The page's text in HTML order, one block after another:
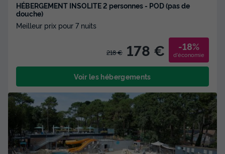
HÉBERGEMENT INSOLITE 2 personnes - POD (pas de
douche)
Meilleur prix pour 7 nuits
218 € 178 € -18%
d'économie
Voir les hébergements